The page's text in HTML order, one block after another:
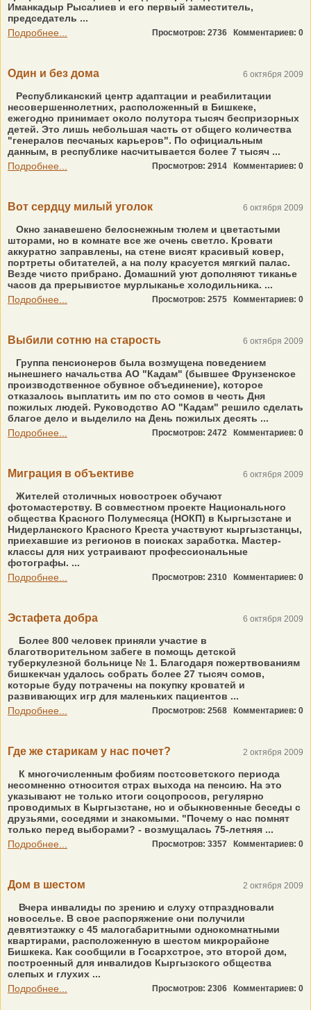
Иманкадыр Рысалиев и его первый заместитель,
председатель ...
Подробнее...
Просмотров: 2736 Комментариев: 0
Один и без дома 6 октября 2009
Республиканский центр адаптации и реабилитации
несовершеннолетних, расположенный в Бишкеке,
ежегодно принимает около полутора тысяч беспризорных
детей. Это лишь небольшая часть от общего количества
"генералов песчаных карьеров". По официальным
данным, в республике насчитывается более 7 тысяч ...
Подробнее...
Просмотров: 2914 Комментариев: 0
Вот сердцу милый уголок 6 октября 2009
Окно занавешено белоснежным тюлем и цветастыми
шторами, но в комнате все же очень светло. Кровати
аккуратно заправлены, на стене висят красивый ковер,
портреты обитателей, а на полу красуется мягкий палас.
Везде чисто прибрано. Домашний уют дополняют тиканье
часов да прерывистое мурлыканье холодильника. ...
Подробнее...
Просмотров: 2575 Комментариев: 0
Выбили сотню на старость 6 октября 2009
Группа пенсионеров была возмущена поведением
нынешнего начальства АО "Кадам" (бывшее Фрунзенское
производственное обувное объединение), которое
отказалось выплатить им по сто сомов в честь Дня
пожилых людей. Руководство АО "Кадам" решило сделать
благое дело и выделило на День пожилых десять ...
Подробнее...
Просмотров: 2472 Комментариев: 0
Миграция в объективе 6 октября 2009
Жителей столичных новостроек обучают
фотомастерству. В совместном проекте Национального
общества Красного Полумесяца (НОКП) в Кыргызстане и
Нидерланского Красного Креста участвуют кыргызстанцы,
приехавшие из регионов в поисках заработка. Мастер-
классы для них устраивают профессиональные
фотографы. ...
Подробнее...
Просмотров: 2310 Комментариев: 0
Эстафета добра 6 октября 2009
Более 800 человек приняли участие в
благотворительном забеге в помощь детской
туберкулезной больнице № 1. Благодаря пожертвованиям
бишкекчан удалось собрать более 27 тысяч сомов,
которые буду потрачены на покупку кроватей и
развивающих игр для маленьких пациентов ...
Подробнее...
Просмотров: 2568 Комментариев: 0
Где же старикам у нас почет? 2 октября 2009
К многочисленным фобиям постсоветского периода
несомненно относится страх выхода на пенсию. На это
указывают не только итоги соцопросов, регулярно
проводимых в Кыргызстане, но и обыкновенные беседы с
друзьями, соседями и знакомыми. "Почему о нас помнят
только перед выборами? - возмущалась 75-летняя ...
Подробнее...
Просмотров: 3357 Комментариев: 0
Дом в шестом 2 октября 2009
Вчера инвалиды по зрению и слуху отпраздновали
новоселье. В свое распоряжение они получили
девятиэтажку с 45 малогабаритными однокомнатными
квартирами, расположенную в шестом микрорайоне
Бишкека. Как сообщили в Госархстрое, это второй дом,
построенный для инвалидов Кыргызского общества
слепых и глухих ...
Подробнее...
Просмотров: 2306 Комментариев: 0